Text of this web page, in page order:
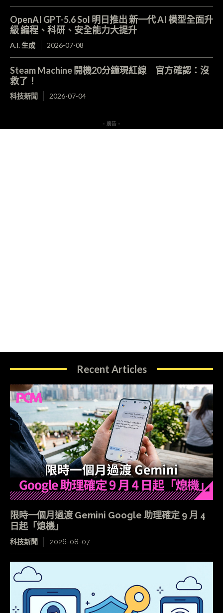
OpenAI GPT-5.6 Sol 明日推出 新一代 AI 模型全面升
級 編程、科研、安全能力大提升
A.I. 生成 2026-07-08
Steam Machine 開機20分鐘現紅線 官方確認：沒
救了！
科技新聞 2026-07-04
- 廣告 -
Recent Articles
限時一個月過渡 Gemini Google 助理確定 9 月 4
日起「熄機」
科技新聞 2026-08-07